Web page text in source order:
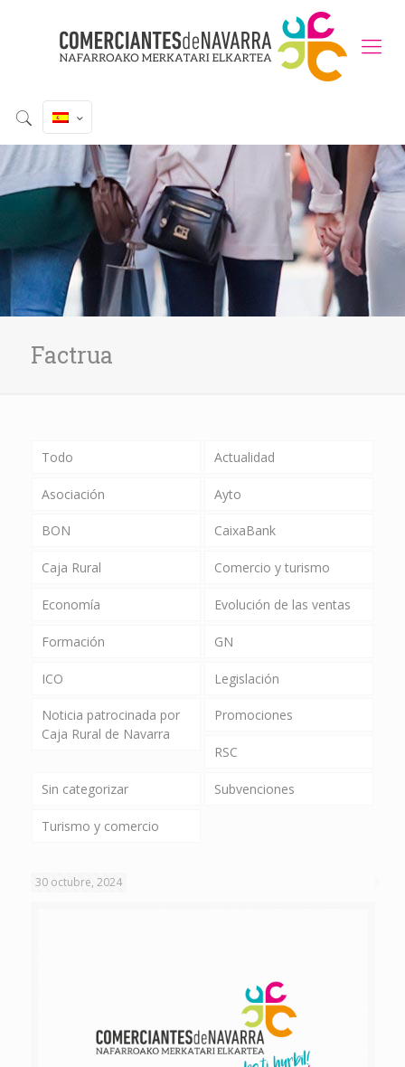
Factrua
Todo Actualidad
Asociación Ayto
BON CaixaBank
Caja Rural Comercio y turismo
Economía Evolución de las ventas
Formación GN
ICO Legislación
Noticia patrocinada por
Caja Rural de Navarra
Promociones
RSC
Sin categorizar Subvenciones
Turismo y comercio
30 octubre, 2024